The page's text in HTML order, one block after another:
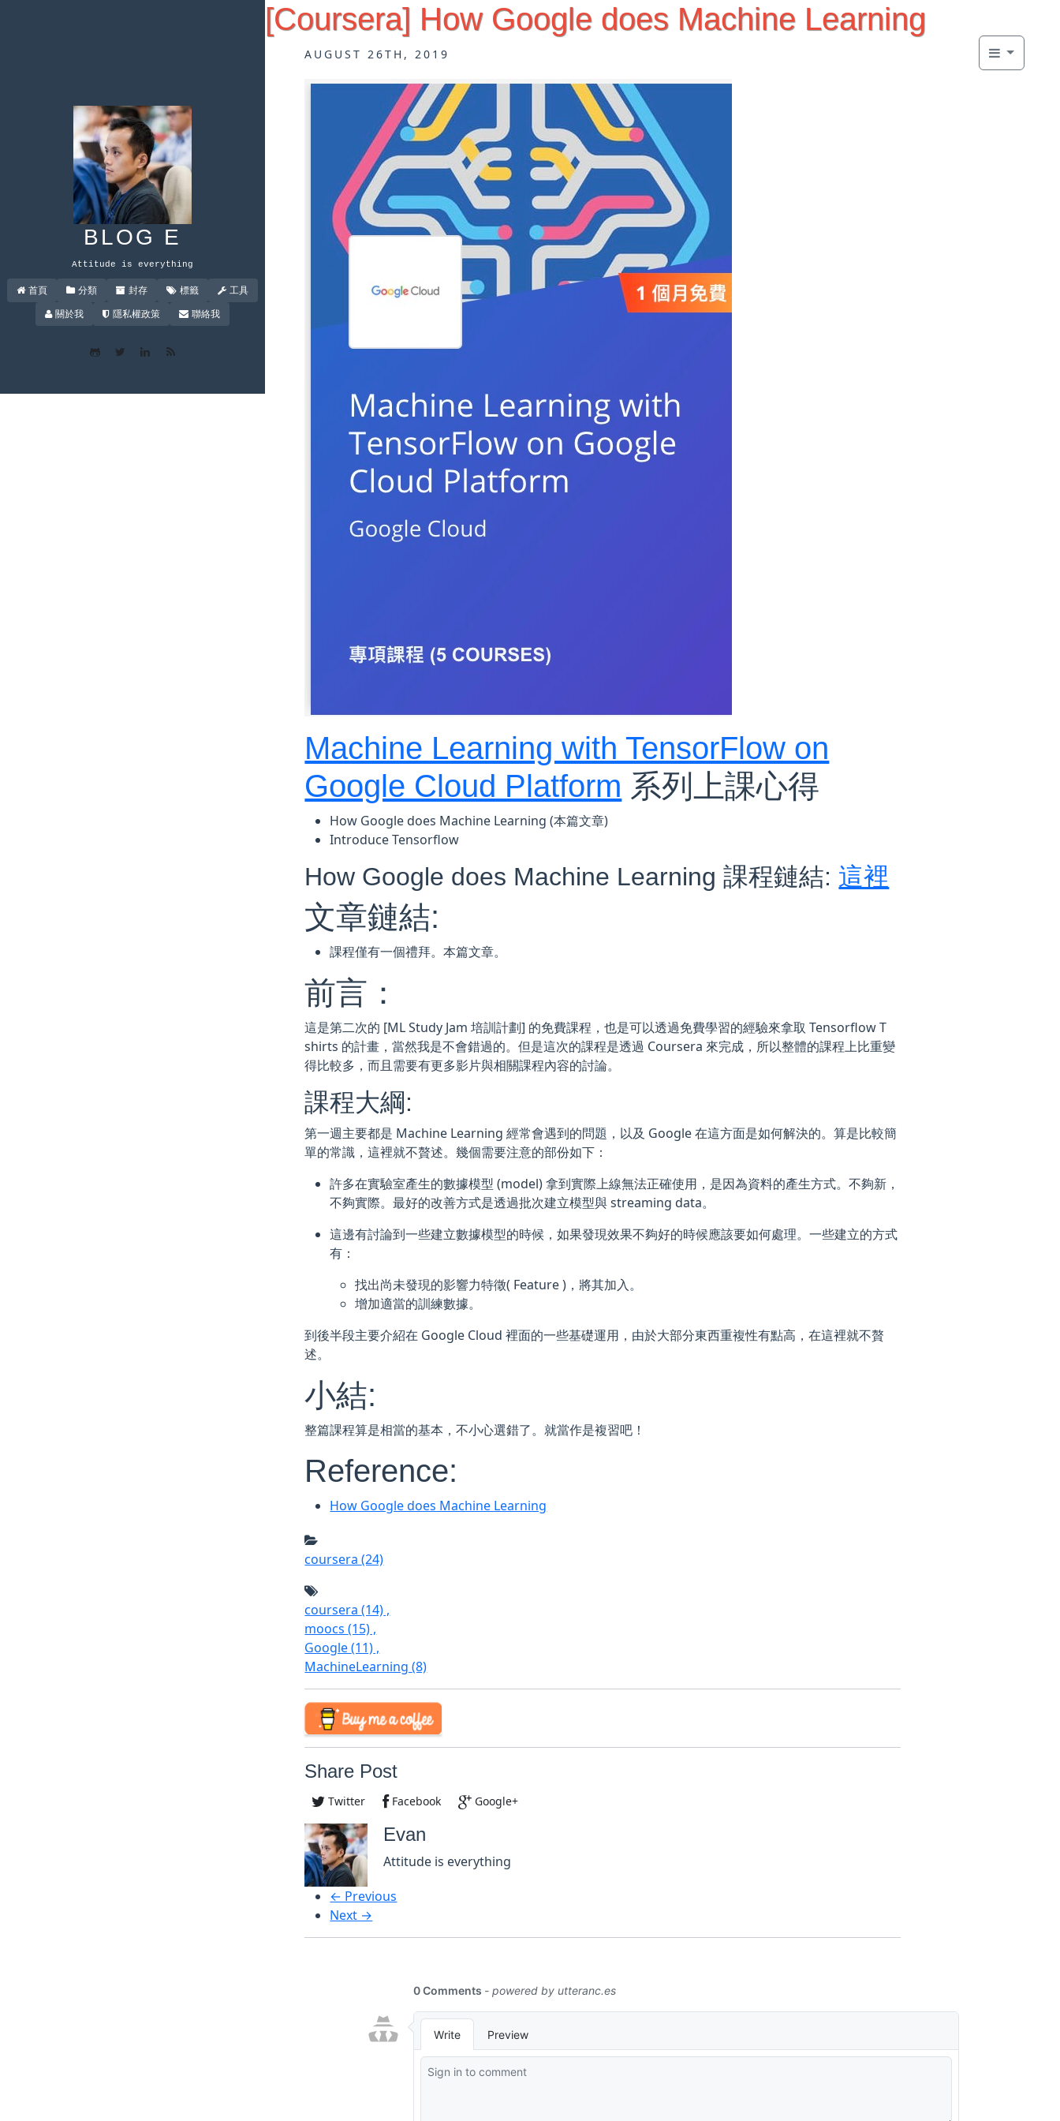
BLOG E
Attitude is everything
首頁 分類 封存 標籤
工具
關於我
隱私權政策 聯絡我
[Coursera] How Google does Machine Learning
AUGUST 26TH, 2019
Machine Learning with TensorFlow on
Google Cloud Platform 系列上課心得
How Google does Machine Learning (本篇文章)
Introduce Tensorflow
How Google does Machine Learning 課程鏈結: 這裡
文章鏈結:
課程僅有一個禮拜。本篇文章。
前言：
這是第二次的 [ML Study Jam 培訓計劃] 的免費課程，也是可以透過免費學習的經驗來拿取 Tensorflow T
shirts 的計畫，當然我是不會錯過的。但是這次的課程是透過 Coursera 來完成，所以整體的課程上比重變
得比較多，而且需要有更多影片與相關課程內容的討論。
課程大綱:
第一週主要都是 Machine Learning 經常會遇到的問題，以及 Google 在這方面是如何解決的。算是比較簡
單的常識，這裡就不贅述。幾個需要注意的部份如下：
許多在實驗室產生的數據模型 (model) 拿到實際上線無法正確使用，是因為資料的產生方式。不夠新，
不夠實際。最好的改善方式是透過批次建立模型與 streaming data。
這邊有討論到一些建立數據模型的時候，如果發現效果不夠好的時候應該要如何處理。一些建立的方式
有：
找出尚未發現的影響力特徵( Feature )，將其加入。
增加適當的訓練數據。
到後半段主要介紹在 Google Cloud 裡面的一些基礎運用，由於大部分東西重複性有點高，在這裡就不贅
述。
小結:
整篇課程算是相當的基本，不小心選錯了。就當作是複習吧！
Reference:
How Google does Machine Learning
coursera(24)
coursera(14) ,
moocs(15) ,
Google(11) ,
MachineLearning(8)
Share Post
Twitter Facebook Google+
Evan
Attitude is everything
← Previous
Next →